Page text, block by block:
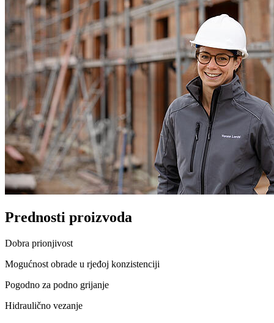
Prednosti proizvoda
Dobra prionjivost
Mogućnost obrade u rjeđoj konzistenciji
Pogodno za podno grijanje
Hidraulično vezanje